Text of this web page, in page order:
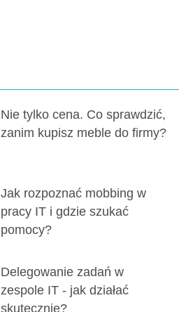
Nie tylko cena. Co sprawdzić,
zanim kupisz meble do firmy?
Jak rozpoznać mobbing w
pracy IT i gdzie szukać
pomocy?
Delegowanie zadań w
zespole IT - jak działać
skutecznie?